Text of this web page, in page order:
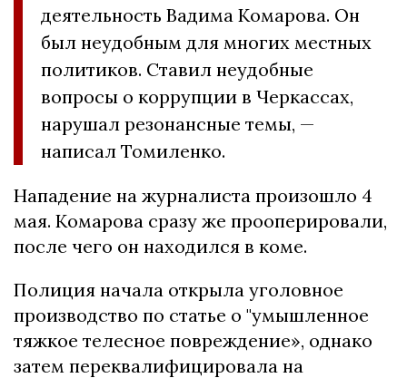
деятельность Вадима Комарова. Он
был неудобным для многих местных
политиков. Ставил неудобные
вопросы о коррупции в Черкассах,
нарушал резонансные темы, —
написал Томиленко.
Нападение на журналиста произошло 4
мая. Комарова сразу же прооперировали,
после чего он находился в коме.
Полиция начала открыла уголовное
производство по статье о "умышленное
тяжкое телесное повреждение», однако
затем переквалифицировала на